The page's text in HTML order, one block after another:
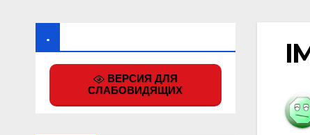
.
ВЕРСИЯ ДЛЯ
СЛАБОВИДЯЩИХ